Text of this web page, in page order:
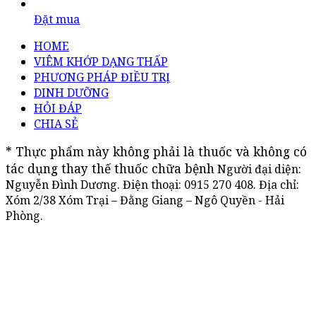
Đặt mua
HOME
VIÊM KHỚP DẠNG THẤP
PHƯƠNG PHÁP ĐIỀU TRỊ
DINH DƯỠNG
HỎI ĐÁP
CHIA SẺ
* Thực phẩm này không phải là thuốc và không có
tác dụng thay thế thuốc chữa bệnhNgười đại diện:
Nguyễn Đình Dương. Điện thoại: 0915 270 408. Địa chỉ:
Xóm 2/38 Xóm Trại – Đằng Giang – Ngô Quyền - Hải
Phòng.